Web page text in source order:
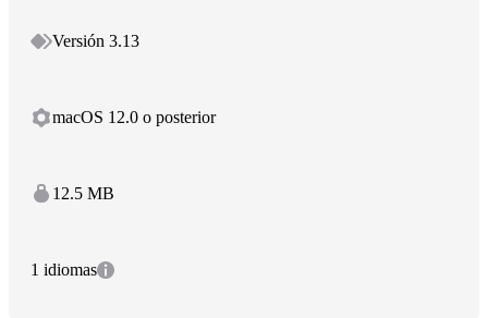
Versión 3.13
macOS 12.0 o posterior
12.5 MB
1 idiomas